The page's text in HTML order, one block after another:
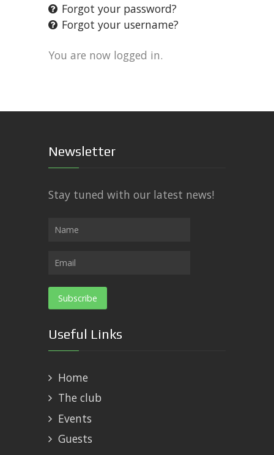
Forgot your password?
Forgot your username?
You are now logged in.
Newsletter
Stay tuned with our latest news!
Useful Links
Home
The club
Events
Guests